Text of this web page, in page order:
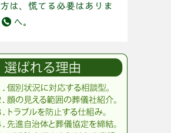
は、慌てる必要はありま
へ。